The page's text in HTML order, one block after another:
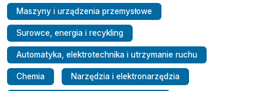
Maszyny i urządzenia przemysłowe
Surowce, energia i recykling
Automatyka, elektrotechnika i utrzymanie ruchu
Chemia Narzędzia i elektronarzędzia